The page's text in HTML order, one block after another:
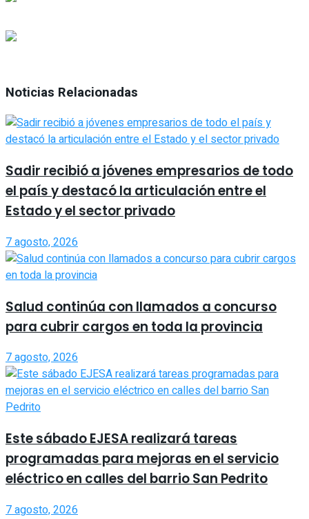
Noticias Relacionadas
Sadir recibió a jóvenes empresarios de todo
el país y destacó la articulación entre el
Estado y el sector privado
7 agosto, 2026
Salud continúa con llamados a concurso
para cubrir cargos en toda la provincia
7 agosto, 2026
Este sábado EJESA realizará tareas
programadas para mejoras en el servicio
eléctrico en calles del barrio San Pedrito
7 agosto, 2026